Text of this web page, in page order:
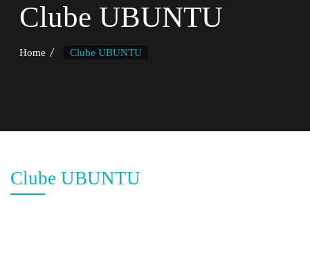
Clube UBUNTU
Home Clube UBUNTU
Clube UBUNTU